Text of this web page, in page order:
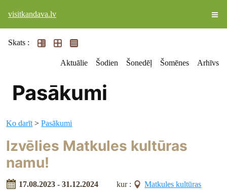
visitkandava.lv
Skats :
Aktuālie Šodien Šonedēļ Šomēnes Arhīvs
Pasākumi
Ko darīt >Pasākumi
Izvēlies Matkules kultūras
namu!
17.08.2023 - 31.12.2024 kur :
Matkules kultūras